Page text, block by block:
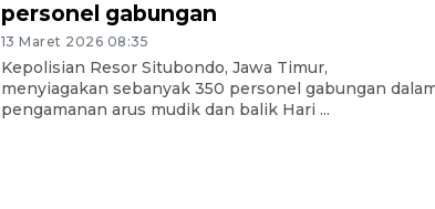
personel gabungan
13 Maret 2026 08:35
Kepolisian Resor Situbondo, Jawa Timur,
menyiagakan sebanyak 350 personel gabungan
pengamanan arus mudik dan balik Hari ...